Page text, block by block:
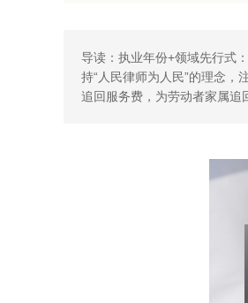
导读：执业年份+领域先行式
持“人民律师为人民”的理念，
追回服务费，为劳动者家属追